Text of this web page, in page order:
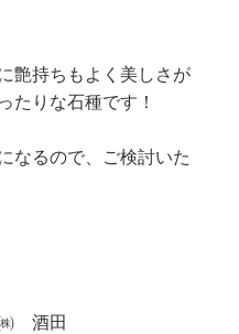
艶持ちもよく美しさが
たりな石種です！
なるので、ご検討いた
田